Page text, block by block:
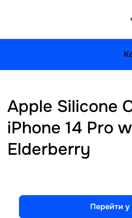
Apple Silicone
iPhone 14 Pro
Elderberry
Перейти у